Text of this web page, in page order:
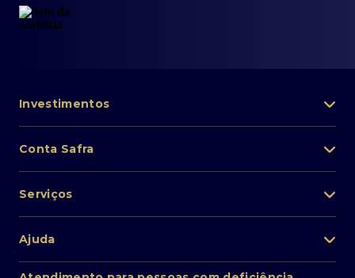
Investimentos
Lista de fundos de investimento
Private Banking
Renda fixa
Conta Safra
Pessoa Física
Cartões
Empréstimos e financiamentos
Serviços
Perda/roubo de celular
Ajuda
Atendimento ao cliente